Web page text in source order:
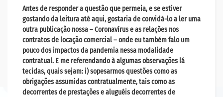
Antes de responder a questão que permeia, e se estiver
gostando da leitura até aqui, gostaria de convidá-lo a ler uma
outra publicação nossa –Coronavírus e as relações nos
contratos de locação comercial– onde eu também falo um
pouco dos impactos da pandemia nessa modalidade
contratual. E me referendando à algumas observações lá
tecidas, quais sejam: i) sopesarmos questões como as
obrigaçõesassumidas contratualmente, tais como as
decorrentes de prestações e aluguéis decorrentes de